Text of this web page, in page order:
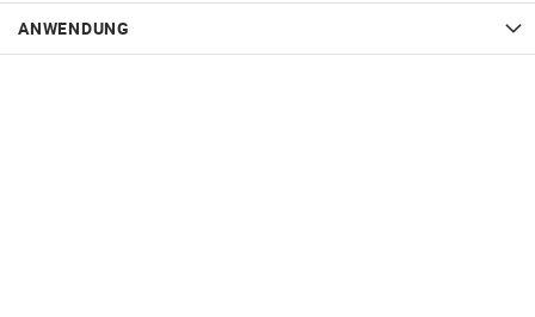
ANWENDUNG